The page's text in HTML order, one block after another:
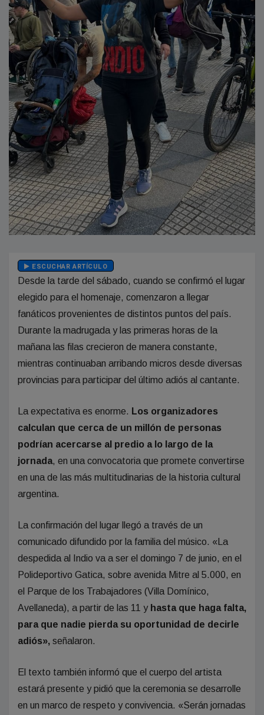
ESCUCHAR ARTÍCULO
Desde la tarde del sábado, cuando se confirmó el lugar
elegido para el homenaje, comenzaron a llegar
fanáticos provenientes de distintos puntos del país.
Durante la madrugada y las primeras horas de la
mañana las filas crecieron de manera constante,
mientras continuaban arribando micros desde diversas
provincias para participar del último adiós al cantante.
La expectativa es enorme. Los organizadores
calculan que cerca de un millón de personas
podrían acercarse al predio a lo largo de la
jornada, en una convocatoria que promete convertirse
en una de las más multitudinarias de la historia cultural
argentina.
La confirmación del lugar llegó a través de un
comunicado difundido por la familia del músico. «La
despedida al Indio va a ser el domingo 7 de junio, en el
Polideportivo Gatica, sobre avenida Mitre al 5.000, en
el Parque de los Trabajadores (Villa Domínico,
Avellaneda), a partir de las 11 yhasta que haga falta,
para que nadie pierda su oportunidad de decirle
adiós», señalaron.
El texto también informó que el cuerpo del artista
estará presente y pidió que la ceremonia se desarrolle
en un marco de respeto y convivencia. «Serán jornadas